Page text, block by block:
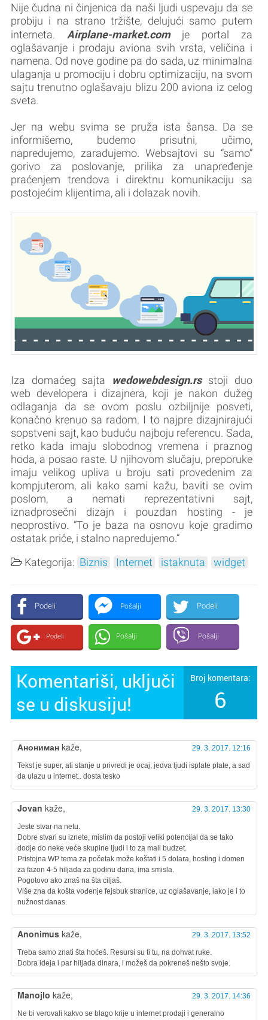
Nije čudna ni činjenica da naši ljudi uspevaju da se
probiju i na strano tržište, delujući samo putem
interneta. Airplane-market.comje portal za
oglašavanje i prodaju aviona svih vrsta, veličina i
namena. Od nove godine pa do sada, uz minimalna
ulaganja u promociju i dobru optimizaciju, na svom
sajtu trenutno oglašavaju blizu 200 aviona iz celog
sveta.
Jer na webu svima se pruža ista šansa. Da se
informišemo, budemo prisutni, učimo,
napredujemo, zarađujemo. Websajtovi su “samo”
gorivo za poslovanje, prilika za unapređenje
praćenjem trendova i direktnu komunikaciju sa
postojećim klijentima, ali i dolazak novih.
Iza domaćeg sajta wedowebdesign.rs stoji duo
web developera i dizajnera, koji je nakon dužeg
odlaganja da se ovom poslu ozbiljnije posveti,
konačno krenuo sa radom. I to najpre dizajnirajući
sopstveni sajt, kao buduću najboju referencu. Sada,
retko kada imaju slobodnog vremena i praznog
hoda, a posao raste. U njihovom slučaju, preporuke
imaju velikog upliva u broju sati provedenim za
kompjuterom, ali kako sami kažu, baviti se ovim
poslom, a nemati reprezentativni sajt,
iznadprosečni dizajn i pouzdan hosting - je
neoprostivo. “To je baza na osnovu koje gradimo
ostatak priče, i stalno napredujemo.”
Kategorija: Biznis Internet istaknuta widget
Podeli Pošalji Podeli
Podeli Pošalji Pošalji
Komentariši, uključi
se u diskusiju!
Broj komentara:
6
Анониман kaže, 29. 3. 2017. 12:16
Tekst je super, ali stanje u privredi je ocaj, jedva ljudi isplate plate, a sad
da ulazu u internet.. dosta tesko
Jovan kaže, 29. 3. 2017. 13:30
Jeste stvar na netu.
Dobre stvari su iznete, mislim da postoji veliki potencijal da se tako
dodje do neke veće skupine ljudi i to za mali budzet.
Pristojna WP tema za početak može koštati i 5 dolara, hosting i domen
za fazon 4-5 hiljada za godinu dana, ima smisla.
Pogotovo ako znaš na šta ciljaš.
Više zna da košta vođenje fejsbuk stranice, uz oglašavanje, iako je i to
nužnost danas.
Anonimus kaže, 29. 3. 2017. 13:52
Treba samo znati šta hoćeš. Resursi su ti tu, na dohvat ruke.
Dobra ideja i par hiljada dinara, i možeš da pokreneš nešto svoje.
Manojlo kaže, 29. 3. 2017. 14:36
Ne bi verovali kakvo se blago krije u internet prodaji i generalno